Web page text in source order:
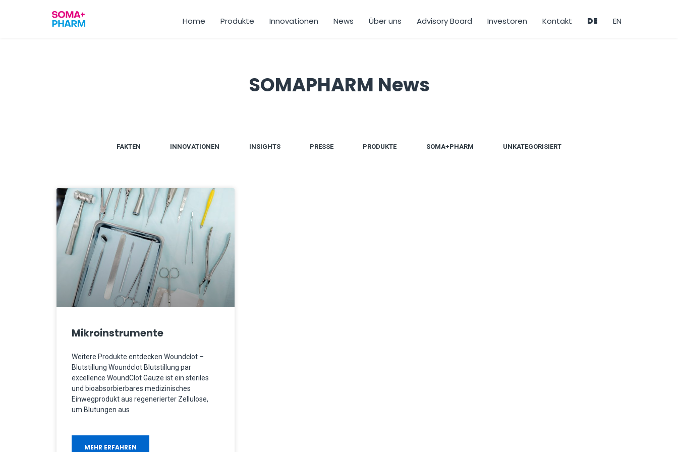
Home Produkte Innovationen News Über uns Advisory Board Investoren Kontakt DE EN
SOMAPHARM News
FAKTEN INNOVATIONEN INSIGHTS PRESSE PRODUKTE SOMA+PHARM UNKATEGORISIERT
Mikroinstrumente
Weitere Produkte entdecken Woundclot –
Blutstillung Woundclot Blutstillung par
excellence WoundClot Gauze ist ein steriles
und bioabsorbierbares medizinisches
Einwegprodukt aus regenerierter Zellulose,
um Blutungen aus
MEHR ERFAHREN